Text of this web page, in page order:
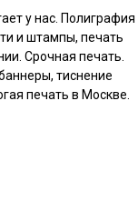
у нас. Полиграфия
и штампы, печать
Срочная печать.
тиснение
печать в Москве.